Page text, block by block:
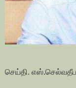
செய்தி.